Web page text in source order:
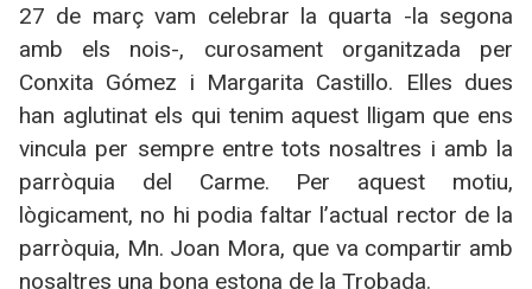
27 de març vam celebrar la quarta -la segona
amb els nois-, curosament organitzada per
Conxita Gómez i Margarita Castillo. Elles dues
han aglutinat els qui tenim aquest lligam que ens
vincula per sempre entre tots nosaltres i amb la
parròquia del Carme. Per aquest motiu,
lògicament, no hi podia faltar l’actual rector de la
parròquia, Mn. Joan Mora, que va compartir amb
nosaltres una bona estona de la Trobada.